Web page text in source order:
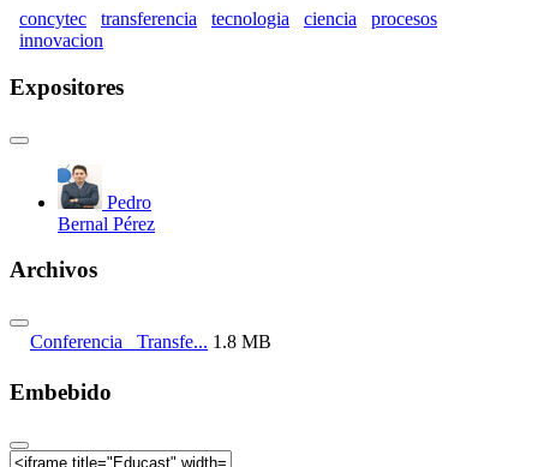
concytec transferencia tecnologia ciencia
procesos
innovacion
Expositores
Pedro
Bernal Pérez
Archivos
Conferencia_ Transfe... 1.8 MB
Embebido